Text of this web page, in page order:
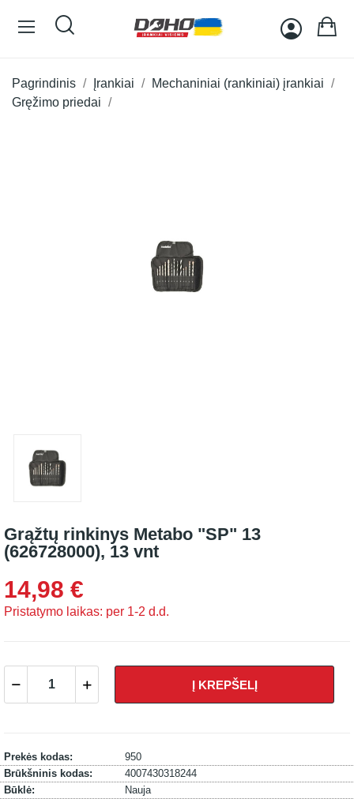
Pagrindinis Įrankiai
Mechaniniai (rankiniai) įrankiai
Gręžimo priedai
Grąžtų rinkinys Metabo "SP" 13
(626728000), 13 vnt
14,98 €
Pristatymo laikas: per 1-2 d.d.
Į KREPŠELĮ
Prekės kodas:
950
Brūkšninis kodas:
4007430318244
Būklė:
Nauja